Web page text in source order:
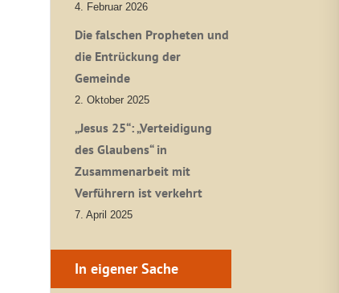
4. Februar 2026
Die falschen Propheten und
die Entrückung der
Gemeinde
2. Oktober 2025
„Jesus 25“: „Verteidigung
des Glaubens“ in
Zusammenarbeit mit
Verführern ist verkehrt
7. April 2025
In eigener Sache